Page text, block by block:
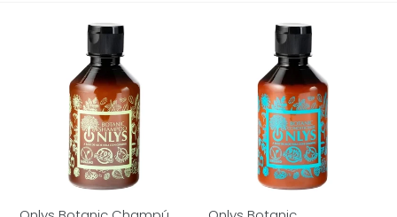
i
ó
n
:
Champú
Vegano
Acondicionador
Vegano